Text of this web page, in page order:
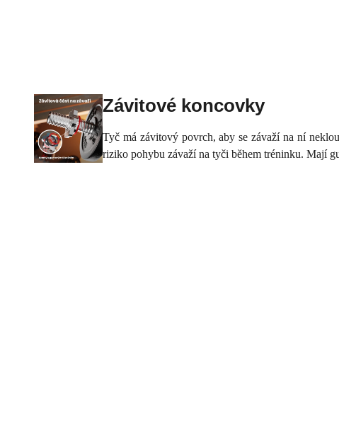
Závitové koncovky
Tyč má závitový povrch, aby se závaží na ní
riziko pohybu závaží na tyči během tréninku. Mají